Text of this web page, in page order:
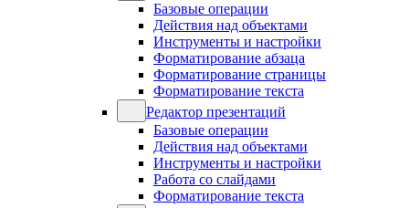
Базовые операции
Действия над объектами
Инструменты и настройки
Форматирование абзаца
Форматирование страницы
Форматирование текста
Редактор презентаций
Базовые операции
Действия над объектами
Инструменты и настройки
Работа со слайдами
Форматирование текста